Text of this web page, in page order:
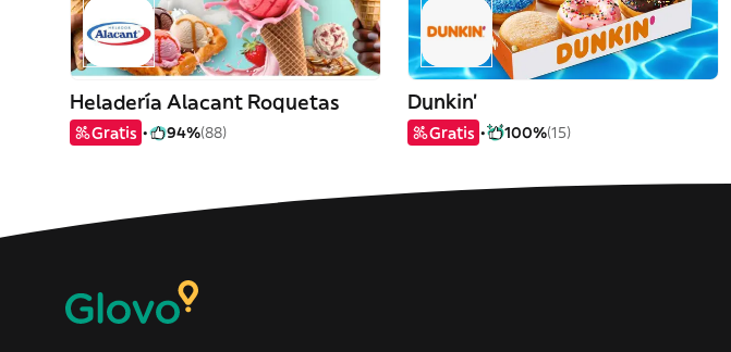
Heladería Alacant Roquetas
Gratis 94%(88)
Dunkin'
Gratis 100%(15)